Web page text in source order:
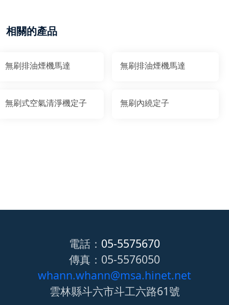
相關的產品
無刷排油煙機馬達 無刷排油煙機馬達
無刷式空氣清淨機定子 無刷內繞定子
電話： 05-5575670
傳真：05-5576050
whann.whann@msa.hinet.net
雲林縣斗六市斗工六路61號